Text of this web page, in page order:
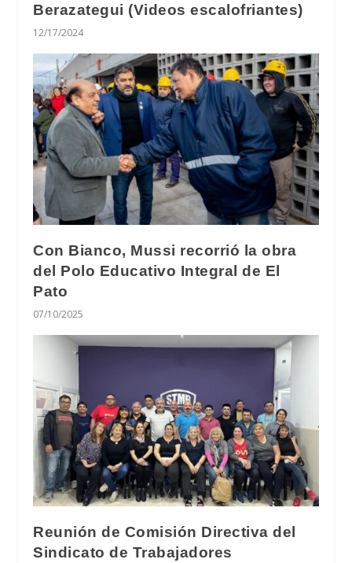
Berazategui (Videos escalofriantes)
12/17/2024
Con Bianco, Mussi recorrió la obra
del Polo Educativo Integral de El
Pato
07/10/2025
Reunión de Comisión Directiva del
Sindicato de Trabajadores